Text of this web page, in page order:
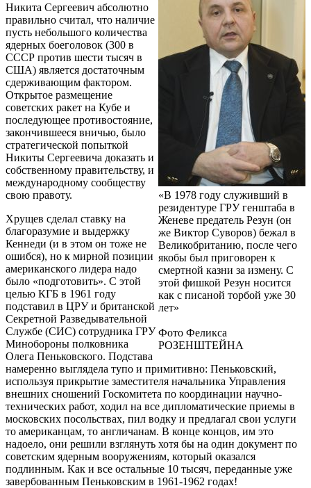
«В 1978 году служивший в
резидентуре ГРУ генштаба в
Женеве предатель Резун (он
же Виктор Суворов) бежал в
Великобританию, после чего
якобы был приговорен к
смертной казни за измену. С
этой фишкой Резун носится
как с писаной торбой уже 30
лет»
Фото Феликса
РОЗЕНШТЕЙНА
Никита Сергеевич абсолютно
правильно считал, что наличие
пусть небольшого количества
ядерных боеголовок (300 в
СССР против шести тысяч в
США) является достаточным
сдерживающим фактором.
Открытое размещение
советских ракет на Кубе и
последующее противостояние,
закончившееся вничью, было
стратегической попыткой
Никиты Сергеевича доказать и
собственному правительству, и
международному сообществу
свою правоту.
Хрущев сделал ставку на
благоразумие и выдержку
Кеннеди (и в этом он тоже не
ошибся), но к мирной позиции
американского лидера надо
было «подготовить». С этой
целью КГБ в 1961 году
подставил в ЦРУ и британской
Секретной Разведывательной
Службе (СИС) сотрудника ГРУ
Минобороны полковника
Олега Пеньковского. Подстава
намеренно выглядела тупо и примитивно: Пеньковский,
используя прикрытие заместителя начальника Управления
внешних сношений Госкомитета по координации научно-
технических работ, ходил на все дипломатические приемы в
московских посольствах, пил водку и предлагал свои услуги
то американцам, то англичанам. В конце концов, им это
надоело, они решили взглянуть хотя бы на один документ по
советским ядерным вооружениям, который оказался
подлинным. Как и все остальные 10 тысяч, переданные уже
завербованным Пеньковским в 1961-1962 годах!